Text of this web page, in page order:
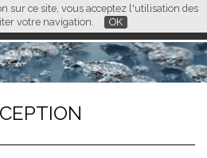
sur ce site, vous acceptez l'utilisation des
votre navigation.
OK
FR EN CN